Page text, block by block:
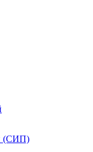
(СИП)